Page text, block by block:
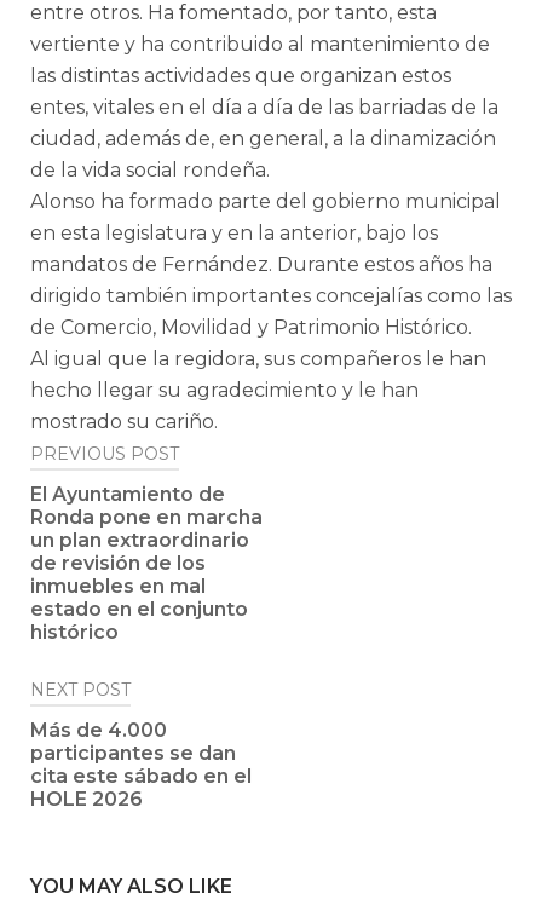
entre otros. Ha fomentado, por tanto, esta
vertiente y ha contribuido al mantenimiento de
las distintas actividades que organizan estos
entes, vitales en el día a día de las barriadas de la
ciudad, además de, en general, a la dinamización
de la vida social rondeña.
Alonso ha formado parte del gobierno municipal
en esta legislatura y en la anterior, bajo los
mandatos de Fernández. Durante estos años ha
dirigido también importantes concejalías como las
de Comercio, Movilidad y Patrimonio Histórico.
Al igual que la regidora, sus compañeros le han
hecho llegar su agradecimiento y le han
mostrado su cariño.
Post
navigation
PREVIOUS POST
El Ayuntamiento de
Ronda pone en marcha
un plan extraordinario
de revisión de los
inmuebles en mal
estado en el conjunto
histórico
NEXT POST
Más de 4.000
participantes se dan
cita este sábado en el
HOLE 2026
YOU MAY ALSO LIKE